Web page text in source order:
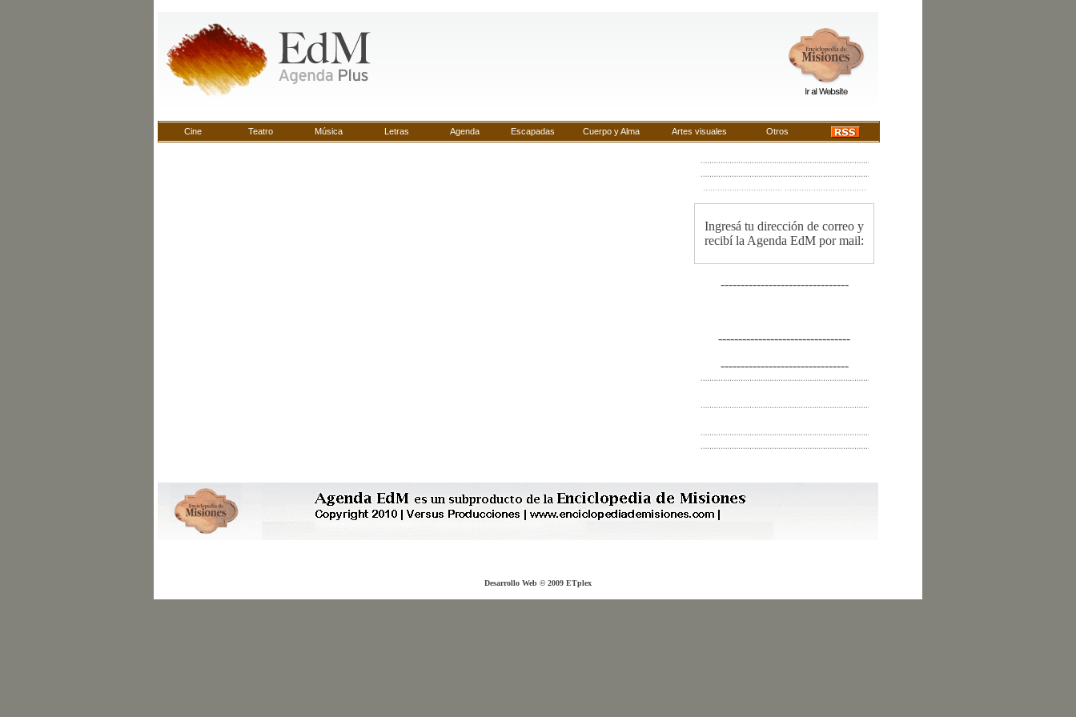
Cine Teatro Música Letras Agenda Escapadas Cuerpo y Alma Artes visuales Otros
................................. ..................................
Ingresá tu dirección de correo y
recibí la Agenda EdM por mail:
--------------------------------
---------------------------------
--------------------------------
Desarrollo Web © 2009 ETplex